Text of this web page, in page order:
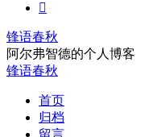

锋语春秋
阿尔弗智德的个人博客
锋语春秋
首页
归档
留言